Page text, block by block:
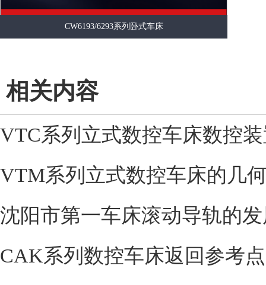
CW6193/6293系列卧式车床
相关内容
VTC系列立式数控车床数控
VTM系列立式数控车床的几
沈阳市第一车床滚动导轨的
CAK系列数控车床返回参考